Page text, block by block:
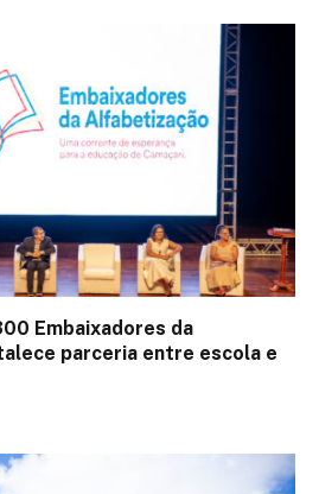
Embaixadores da
parceria entre escola e